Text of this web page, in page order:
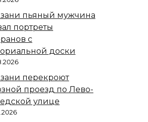
пьяный мужчина
портреты
с
доски
перекроют
проезд по Лево-
улице